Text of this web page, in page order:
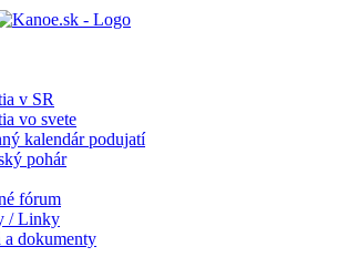
v SR
vo svete
kalendár podujatí
pohár
fórum
/ Linky
a dokumenty